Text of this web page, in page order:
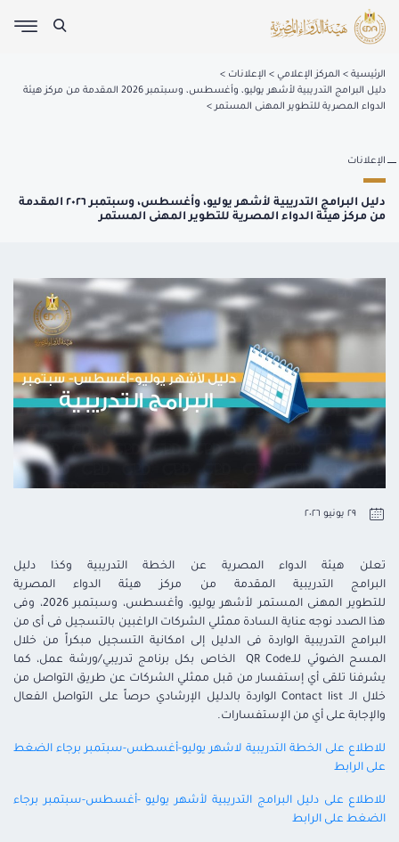
الرئيسية المركز الإعلامي
الإعلانات
دليل البرامج التدريبية لأشهر يوليو، وأغسطس، وسبتمبر 2026 المقدمة من مركز هيئة
الدواء المصرية للتطوير المهنى المستمر
الإعلانات
دليل البرامج التدريبية لأشهر يوليو، وأغسطس، وسبتمبر ٢٠٢٦ المقدمة
من مركز هيئة الدواء المصرية للتطوير المهنى المستمر
٢٩ يونيو ٢٠٢٦
تعلن هيئة الدواء المصرية عن الخطة التدريبية وكذا
دليل
البرامج التدريبية المقدمة من مركز هيئة الدواء المصرية
للتطوير المهنى المستمر لأشهر يوليو، وأغسطس، وسبتمبر 2026
، وفى
هذا الصدد نوجه عناية السادة ممثلي الشركات الراغبين بالتسجيل فى أى من
البرامج التدريبية الواردة فى الدليل إلى امكانية التسجيل مبكراً من خلال
المسح الضوئي
للـQR Code
الخاص بكل برنامج تدريبي/ورشة عمل، كما
يشرفنا تلقى أي إستفسار من قبل ممثلي الشركات عن طريق التواصل من
خلال الـ Contact listالواردة بالدليل الإرشادي حرصاً على التواصل الفعال
والإجابة على أي من الإستفسارات.
للاطلاع على الخطة التدريبية لاشهر يوليو-أغسطس-سبتمبر برجاء الضغط
على الرابط
للاطلاع على دليل البرامج التدريبية لأشهر يوليو -أغسطس-سبتمبر برجاء
الضغط على الرابط